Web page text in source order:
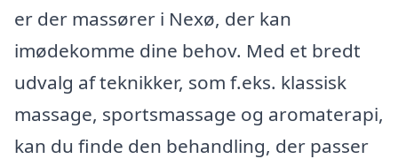
er der massører i Nexø, der kan
imødekomme dine behov. Med et bredt
udvalg af teknikker, som f.eks. klassisk
massage, sportsmassage og aromaterapi,
kan du finde den behandling, der passer